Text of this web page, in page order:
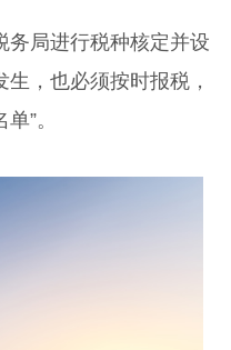
务局进行税种核定并设
，也必须按时报税，
”。